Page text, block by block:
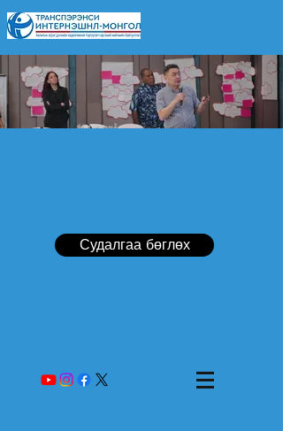
Судалгаа бөглөх